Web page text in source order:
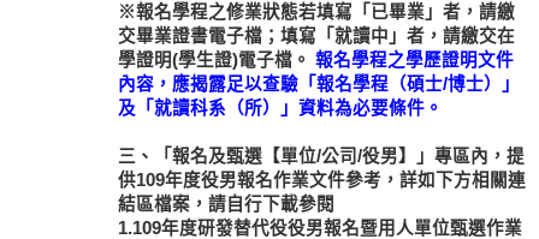
※報名學程之修業狀態若填寫「已畢業」者，請繳
交畢業證書電子檔；填寫「就讀中」者，請繳交在
學證明(學生證)電子檔。 報名學程之學歷證明文件
內容，應揭露足以查驗「報名學程（碩士/博士）」
及「就讀科系（所）」資料為必要條件。
三、「報名及甄選【單位/公司/役男】」專區內，提
供109年度役男報名作業文件參考，詳如下方相關連
結區檔案，請自行下載參閱
1.109年度研發替代役役男報名暨用人單位甄選作業